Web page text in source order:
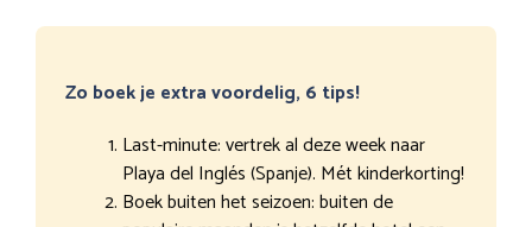
Zo boek je extra voordelig, 6 tips!
Last-minute: vertrek al deze week naar
Playa del Inglés (Spanje). Mét kinderkorting!
Boek buiten het seizoen: buiten de